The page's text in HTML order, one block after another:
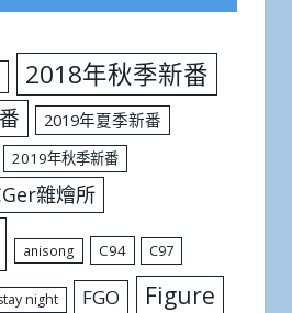
2018年秋季新番
2019年夏季新番
2019年秋季新番
雜燴所
anisong C94 C97
night FGO Figure